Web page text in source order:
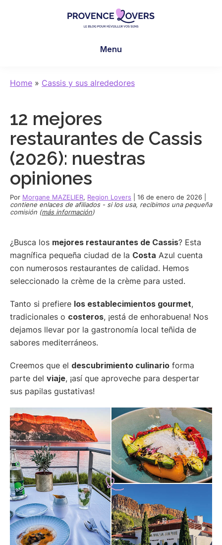
en
Le
blog
de
Claire
Manu
Menu
Home » Cassis y sus alrededores
12 mejores
restaurantes de Cassis
(2026): nuestras
opiniones
Por Morgane MAZELIER, Region Lovers 16 de enero de 2026
contiene enlaces de afiliados - si los usa, recibimos una pequeña
comisión (más información)
¿Busca los mejores restaurantes de Cassis? Esta
magnífica pequeña ciudad de la Costa Azul cuenta
con numerosos restaurantes de calidad. Hemos
seleccionado la crème de la crème para usted.
Tanto si prefiere los establecimientos gourmet,
tradicionales o costeros, ¡está de enhorabuena! Nos
dejamos llevar por la gastronomía local teñida de
sabores mediterráneos.
Creemos que el descubrimiento culinario forma
parte del viaje, ¡así que aproveche para despertar
sus papilas gustativas!